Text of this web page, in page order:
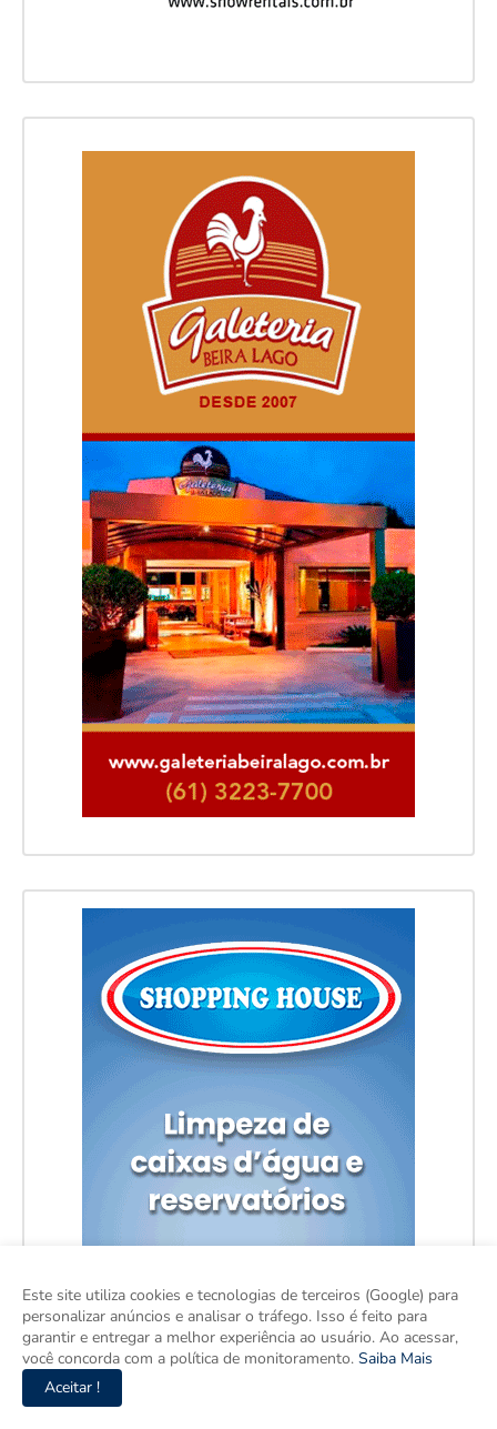
Este site utiliza cookies e tecnologias de terceiros (Google) para
personalizar anúncios e analisar o tráfego. Isso é feito para
garantir e entregar a melhor experiência ao usuário. Ao acessar,
você concorda com a política de monitoramento. Saiba Mais
Aceitar !